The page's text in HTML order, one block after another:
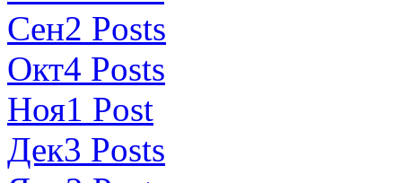
Сен2 Posts
Окт4 Posts
Ноя1 Post
Дек3 Posts